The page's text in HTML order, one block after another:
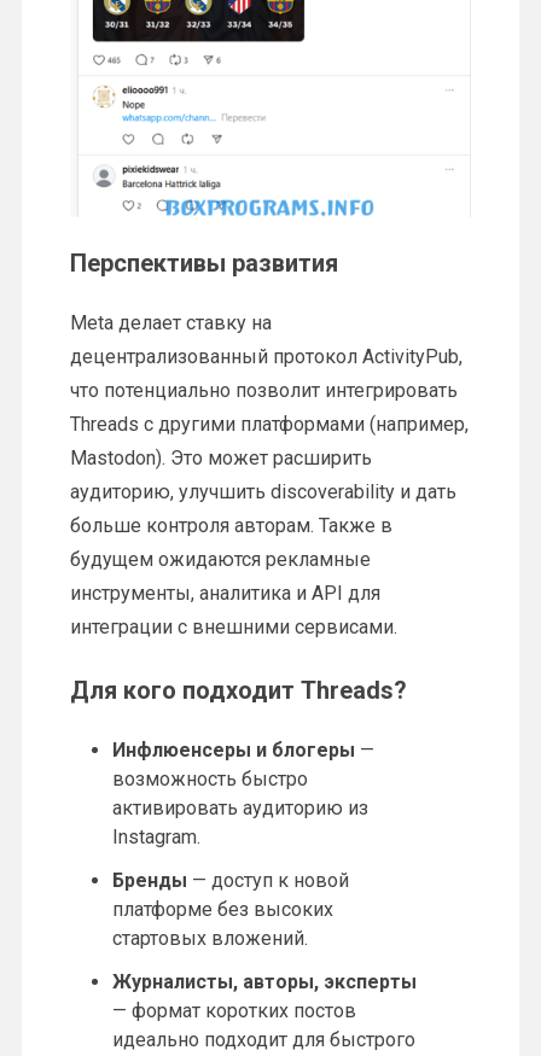
Перспективы развития
Meta делает ставку на
децентрализованный протокол ActivityPub,
что потенциально позволит интегрировать
Threads с другими платформами (например,
Mastodon). Это может расширить
аудиторию, улучшить discoverability и дать
больше контроля авторам. Также в
будущем ожидаются рекламные
инструменты, аналитика и API для
интеграции с внешними сервисами.
Для кого подходит Threads?
Инфлюенсеры и блогеры —
возможность быстро
активировать аудиторию из
Instagram.
Бренды — доступ к новой
платформе без высоких
стартовых вложений.
Журналисты, авторы, эксперты
— формат коротких постов
идеально подходит для быстрого